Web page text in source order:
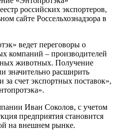
российских экспортеров,
сайте Россельхознадзора в
ведет переговоры о
компаний – производителей
животных. Получение
значительно расширить
за счет экспортных поставок»,
Иван Соколов, с учетом
предприятия становится
на внешнем рынке.